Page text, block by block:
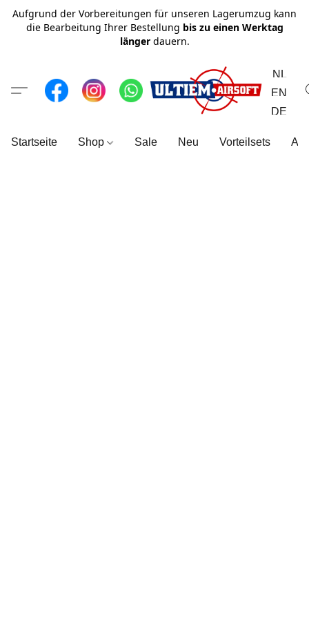
Aufgrund der Vorbereitungen für unseren Lagerumzug kann
die Bearbeitung Ihrer Bestellung bis zu einen Werktag
längerdauern.
NL
EN
DE
Startseite Shop Sale Neu Vorteilsets